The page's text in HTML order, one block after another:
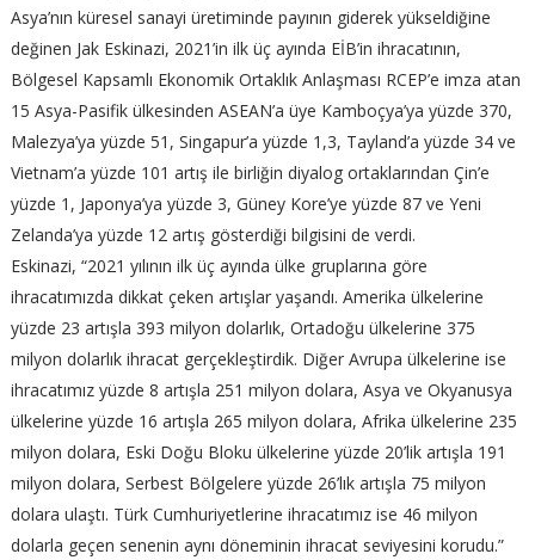
Asya’nın küresel sanayi üretiminde payının giderek yükseldiğine
değinen Jak Eskinazi, 2021’in ilk üç ayında EİB’in ihracatının,
Bölgesel Kapsamlı Ekonomik Ortaklık Anlaşması RCEP’e imza atan
15 Asya-Pasifik ülkesinden ASEAN’a üye Kamboçya’ya yüzde 370,
Malezya’ya yüzde 51, Singapur’a yüzde 1,3, Tayland’a yüzde 34 ve
Vietnam’a yüzde 101 artış ile birliğin diyalog ortaklarından Çin’e
yüzde 1, Japonya’ya yüzde 3, Güney Kore’ye yüzde 87 ve Yeni
Zelanda’ya yüzde 12 artış gösterdiği bilgisini de verdi.
Eskinazi, “2021 yılının ilk üç ayında ülke gruplarına göre
ihracatımızda dikkat çeken artışlar yaşandı. Amerika ülkelerine
yüzde 23 artışla 393 milyon dolarlık, Ortadoğu ülkelerine 375
milyon dolarlık ihracat gerçekleştirdik. Diğer Avrupa ülkelerine ise
ihracatımız yüzde 8 artışla 251 milyon dolara, Asya ve Okyanusya
ülkelerine yüzde 16 artışla 265 milyon dolara, Afrika ülkelerine 235
milyon dolara, Eski Doğu Bloku ülkelerine yüzde 20’lik artışla 191
milyon dolara, Serbest Bölgelere yüzde 26’lık artışla 75 milyon
dolara ulaştı. Türk Cumhuriyetlerine ihracatımız ise 46 milyon
dolarla geçen senenin aynı döneminin ihracat seviyesini korudu.”